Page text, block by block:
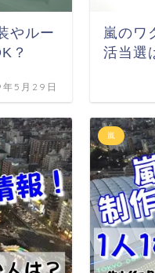
やルー
？
5月29日
嵐のワ
活当選
嵐